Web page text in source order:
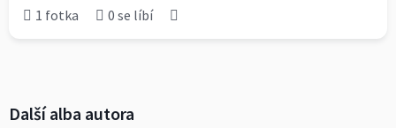
1 fotka 0 se líbí
Další alba autora